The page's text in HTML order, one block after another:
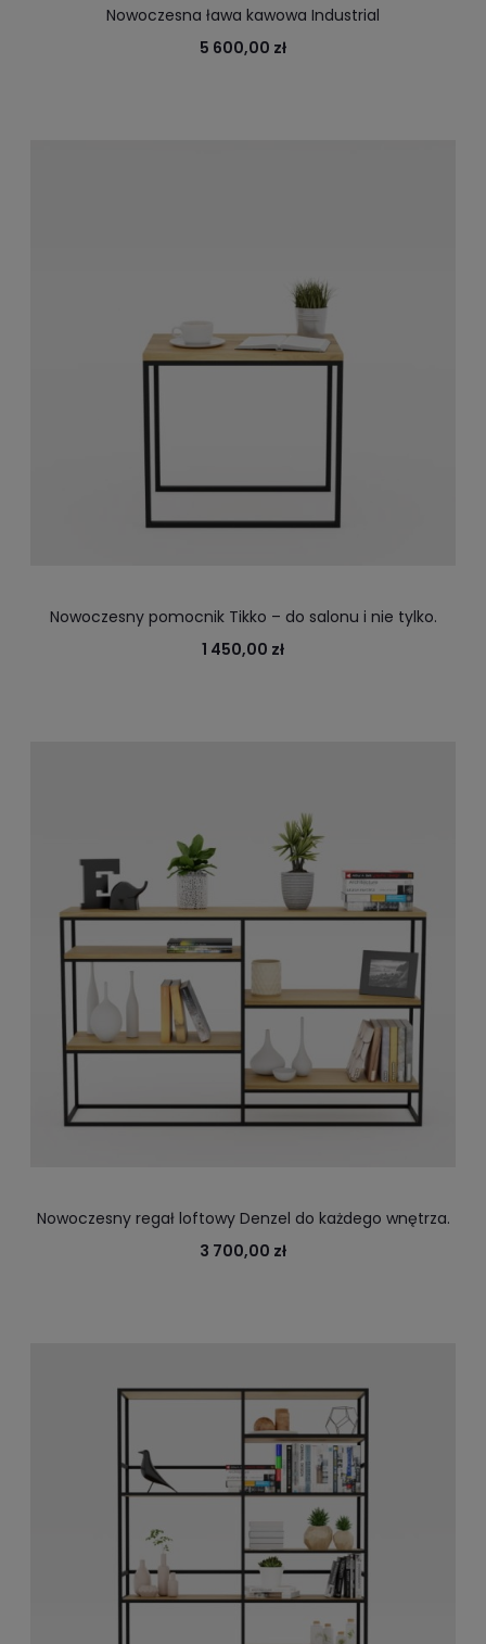
Nowoczesna ława kawowa Industrial
5 600,00 zł
Nowoczesny pomocnik Tikko – do salonu i nie tylko.
Biuro, gabinet, praca w domu - pomocnik o stalowej
konstrukcji z drewnianym blatem to komfortowa praca.
1 450,00 zł
Nowoczesny regał loftowy Denzel do każdego wnętrza.
Regał do biura, regał do domu.
3 700,00 zł